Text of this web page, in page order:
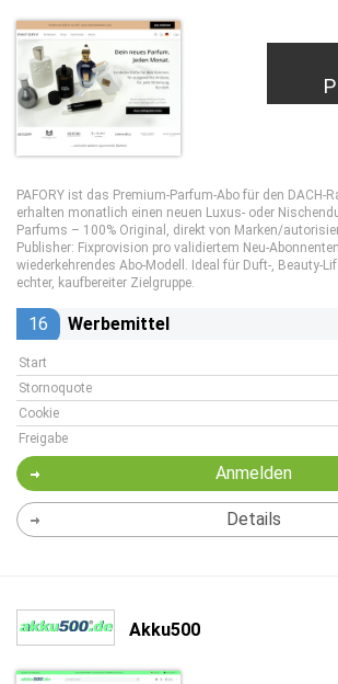
PAFORY ist das Premium-Parfum-Abo für den DACH-
erhalten monatlich einen neuen Luxus- oder
Parfums – 100% Original, direkt von Marken/
Publisher: Fixprovision pro validiertem Neu-
wiederkehrendes Abo-Modell. Ideal für Duft-, Beauty-
echter, kaufbereiter Zielgruppe.
16 Werbemittel
Start
Stornoquote
Cookie
Freigabe
Anmelden
Details
Akku500